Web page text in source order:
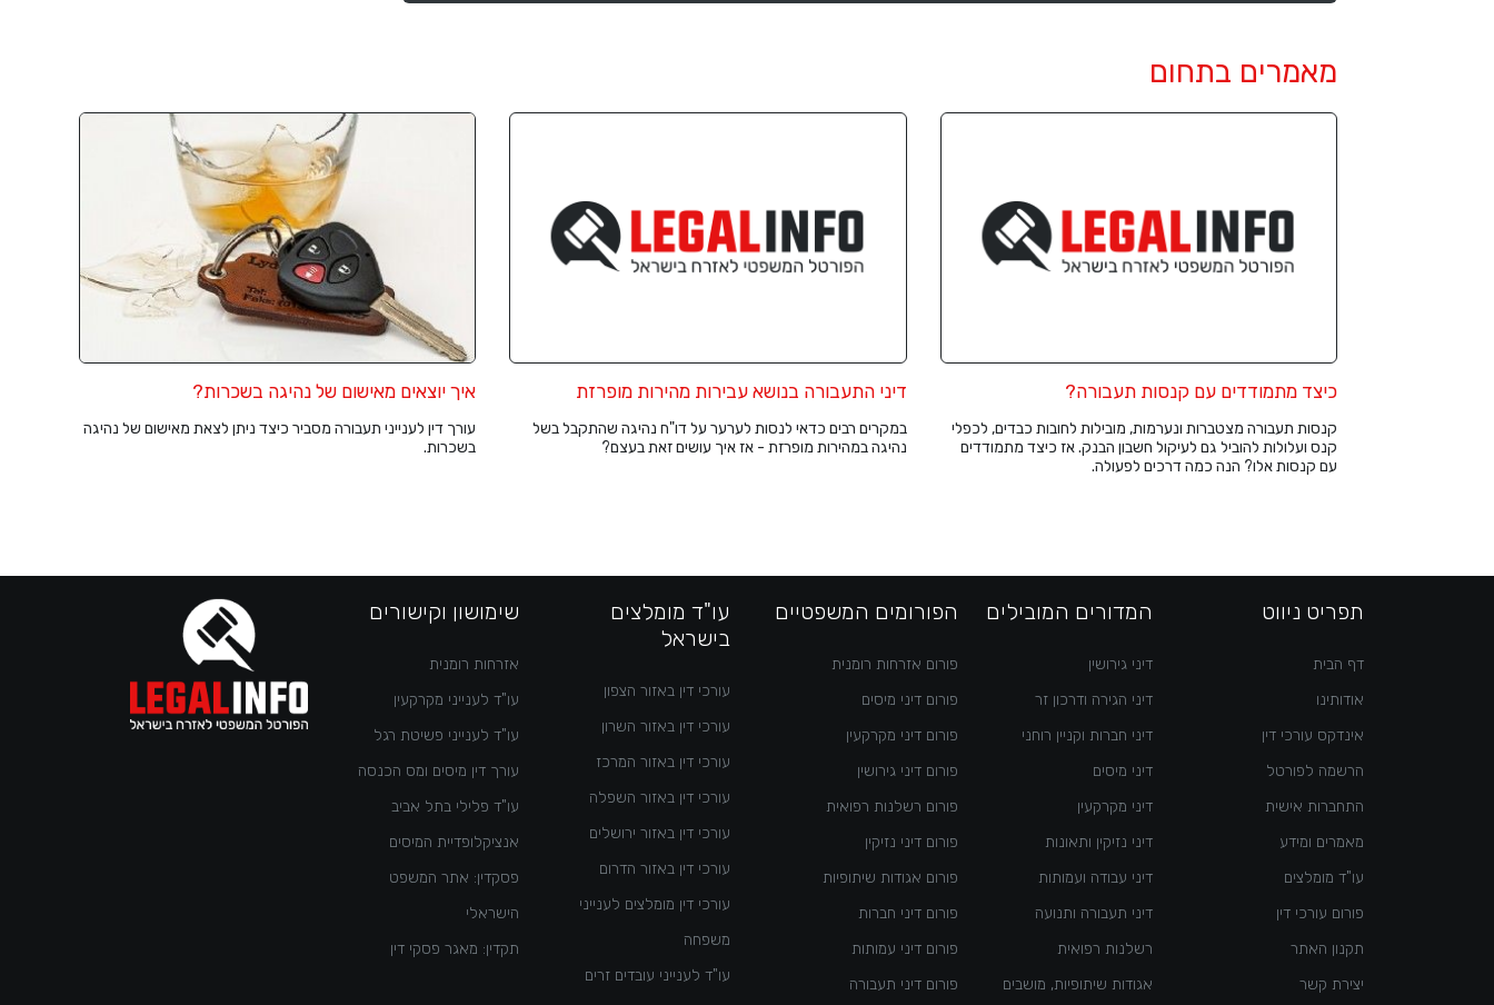
מאמרים בתחום
כיצד מתמודדים עם קנסות תעבורה?
קנסות תעבורה מצטברות ונערמות, מובילות לחובות כבדים, לכפלי
קנס ועלולות להוביל גם לעיקול חשבון הבנק. אז כיצד מתמודדים
עם קנסות אלו? הנה כמה דרכים לפעולה.
דיני התעבורה בנושא עבירות מהירות מופרזת
במקרים רבים כדאי לנסות לערער על דו"ח נהיגה שהתקבל בשל
נהיגה במהירות מופרזת - אז איך עושים זאת בעצם?
איך יוצאים מאישום של נהיגה בשכרות?
עורך דין לענייני תעבורה מסביר כיצד ניתן לצאת מאישום של נהיגה
בשכרות.
תפריט ניווט
דף הבית
אודותינו
אינדקס עורכי דין
הרשמה לפורטל
התחברות אישית
מאמרים ומידע
עו"ד מומלצים
פורום עורכי דין
תקנון האתר
יצירת קשר
המדורים המובילים
דיני גירושין
דיני הגירה ודרכון זר
דיני חברות וקניין רוחני
דיני מיסים
דיני מקרקעין
דיני נזיקין ותאונות
דיני עבודה ועמותות
דיני תעבורה ותנועה
רשלנות רפואית
אגודות שיתופיות, מושבים
הפורומים המשפטיים
פורום אזרחות רומנית
פורום דיני מיסים
פורום דיני מקרקעין
פורום דיני גירושין
פורום רשלנות רפואית
פורום דיני נזיקין
פורום אגודות שיתופיות
פורום דיני חברות
פורום דיני עמותות
פורום דיני תעבורה
עו"ד מומלצים
בישראל
עורכי דין באזור הצפון
עורכי דין באזור השרון
עורכי דין באזור המרכז
עורכי דין באזור השפלה
עורכי דין באזור ירושלים
עורכי דין באזור הדרום
עורכי דין מומלצים לענייני
משפחה
עו"ד לענייני עובדים זרים
שימושון וקישורים
אזרחות רומנית
עו"ד לענייני מקרקעין
עו"ד לענייני פשיטת רגל
עורך דין מיסים ומס הכנסה
עו"ד פלילי בתל אביב
אנציקלופדיית המיסים
פסקדין: אתר המשפט
הישראלי
תקדין: מאגר פסקי דין